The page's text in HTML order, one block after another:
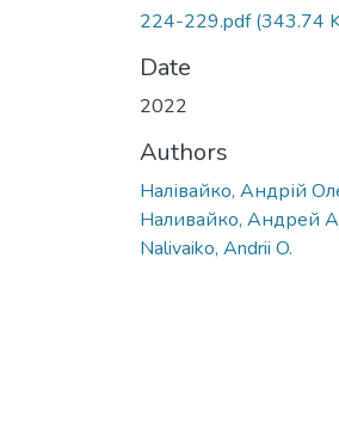
224-229.pdf(343.74
Date
2022
Authors
Налівайко, Андрій
Наливайко, Андрей
Nalivaiko, Andrii O.